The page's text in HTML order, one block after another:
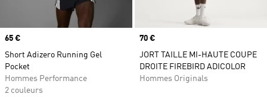
Prix
65 €
Short Adizero Running Gel
Pocket
Hommes Performance
2 couleurs
Prix
70 €
JORT TAILLE MI-HAUTE COUPE
DROITE FIREBIRD ADICOLOR
Hommes Originals